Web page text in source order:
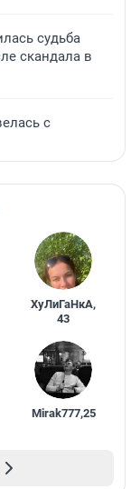
судьба
скандала в
с
ХуЛиГаНкА,
43
Mirak777,25